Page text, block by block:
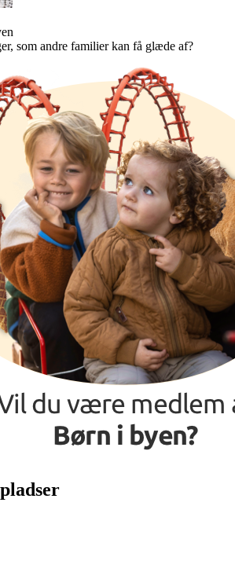
som andre familier kan få glæde af?